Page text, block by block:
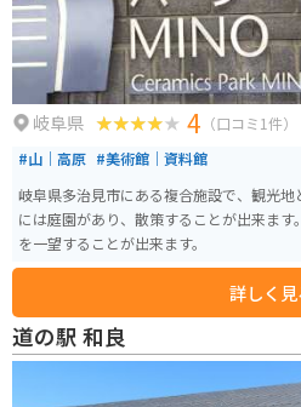
岐阜県 4 （口コミ1件）
#山｜高原 #美術館｜資料館
岐阜県多治見市にある複合施設で、観光
には庭園があり、散策することが出来ま
を一望することが出来ます。
詳しく見
道の駅 和良